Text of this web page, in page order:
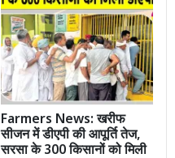
Farmers News: खरीफ
सीजन में डीएपी की आपूर्ति तेज,
सरसा के 300 किसानों को मिली